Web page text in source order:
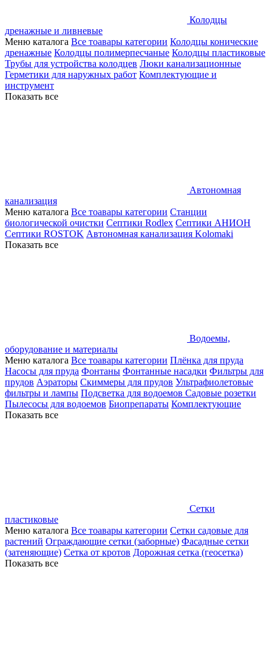
Колодцы
дренажные и ливневые
Меню каталога Все тоавары категории Колодцы конические
дренажные Колодцы полимерпесчаные Колодцы пластиковые
Трубы для устройства колодцев Люки канализационные
Герметики для наружных работ Комплектующие и
инструмент
Показать все
Автономная
канализация
Меню каталога Все тоавары категории Станции
биологической очистки Септики Rodlex Септики АНИОН
Септики ROSTOK Автономная канализация Kolomaki
Показать все
Водоемы,
оборудование и материалы
Меню каталога Все тоавары категории Плёнка для пруда
Насосы для пруда Фонтаны Фонтанные насадки Фильтры для
прудов Аэраторы Скиммеры для прудов Ультрафиолетовые
фильтры и лампы Подсветка для водоемов Садовые розетки
Пылесосы для водоемов Биопрепараты Комплектующие
Показать все
Сетки
пластиковые
Меню каталога Все тоавары категории Сетки садовые для
растений Ограждающие сетки (заборные) Фасадные сетки
(затеняющие) Сетка от кротов Дорожная сетка (геосетка)
Показать все